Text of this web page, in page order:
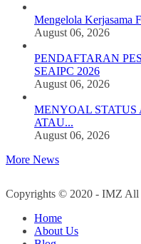
Mengelola Kerjasama
August 06, 2026
PENDAFTARAN
SEAIPC 2026
August 06, 2026
MENYOAL
ATAU...
August 06, 2026
More News
Copyrights © 2020 - IMZ All
Home
About Us